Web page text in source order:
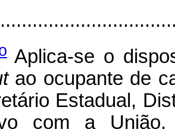
Aplica-se o
ao ocupante de
Estadual,
com a